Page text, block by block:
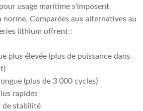
usage maritime s'imposent
norme. Comparées aux alternatives au
lithium offrent :
plus élevée (plus de puissance dans
(plus de 3 000 cycles)
rapides
de stabilité